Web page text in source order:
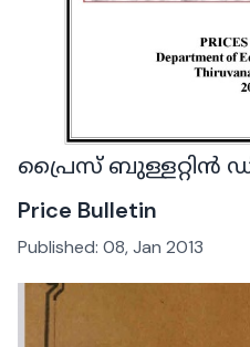
പ്രൈസ് ബുള്ളറ്റിൻ
Price Bulletin
Published: 08, Jan 2013